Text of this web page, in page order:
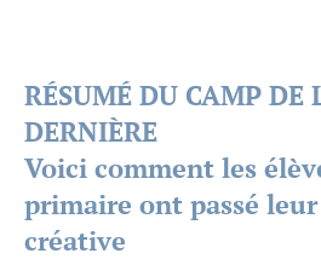
RÉSUMÉ DU CAMP DE
DERNIÈRE
Voici comment les
primaire ont passé
créative